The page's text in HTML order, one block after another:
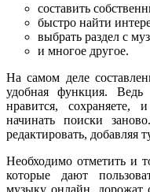
составить
быстро найти
выбрать раздел с
и многое другое.
На самом деле
удобная функция.
нравится,
начинать поиски
редактировать, добавляя
Необходимо отметить и
которые дают
музыку онлайн, дорожат